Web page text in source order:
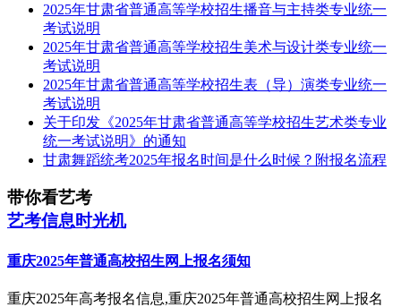
2025年甘肃省普通高等学校招生播音与主持类专业统一
考试说明
2025年甘肃省普通高等学校招生美术与设计类专业统一
考试说明
2025年甘肃省普通高等学校招生表（导）演类专业统一
考试说明
关于印发《2025年甘肃省普通高等学校招生艺术类专业
统一考试说明》的通知
甘肃舞蹈统考2025年报名时间是什么时候？附报名流程
带你看艺考
艺考信息时光机
重庆2025年普通高校招生网上报名须知
重庆2025年高考报名信息,重庆2025年普通高校招生网上报名